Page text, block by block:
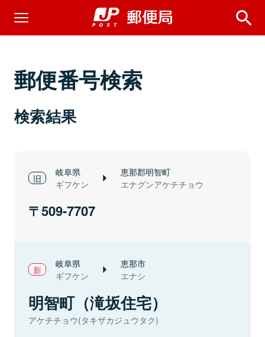
郵便番号検索
検索結果
岐阜県
ギフケン
恵那郡明智町
エナグンアケチチョウ
509-7707
岐阜県
ギフケン
恵那市
エナシ
明智町（滝坂住宅）
アケチチョウ(タキザカジュウタク)